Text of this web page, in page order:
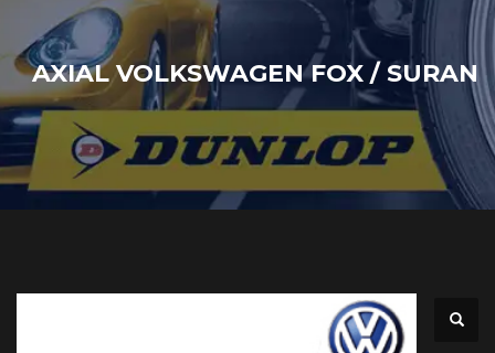
AXIAL VOLKSWAGEN FOX / SURAN